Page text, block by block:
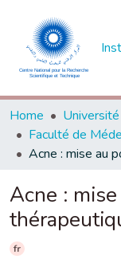
Home
Acne :
fr